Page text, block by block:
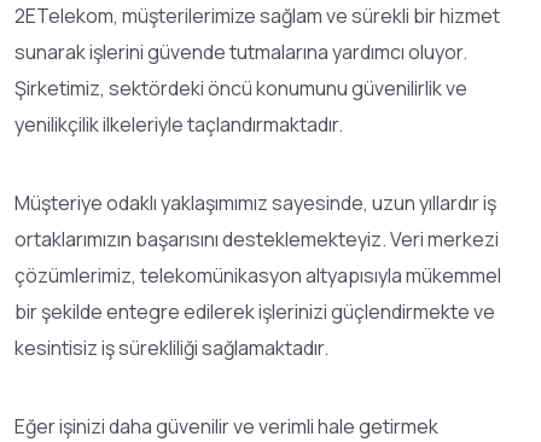
2ETelekom, müşterilerimize sağlam ve sürekli bir hizmet
sunarak işlerini güvende tutmalarına yardımcı oluyor.
Şirketimiz, sektördeki öncü konumunu güvenilirlik ve
yenilikçilik ilkeleriyle taçlandırmaktadır.
Müşteriye odaklı yaklaşımımız sayesinde, uzun yıllardır iş
ortaklarımızın başarısını desteklemekteyiz. Veri merkezi
çözümlerimiz, telekomünikasyon altyapısıyla mükemmel
bir şekilde entegre edilerek işlerinizi güçlendirmekte ve
kesintisiz iş sürekliliği sağlamaktadır.
Eğer işinizi daha güvenilir ve verimli hale getirmek